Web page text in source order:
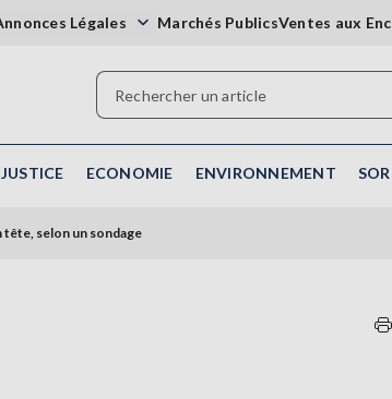
Légales Marchés PublicsVentes aux
ECONOMIE ENVIRONNEMENT
tête, selon un sondage